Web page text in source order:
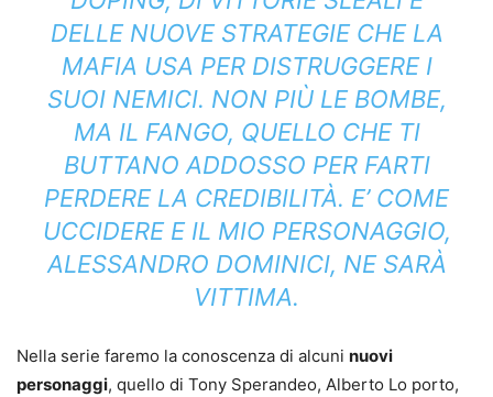
DELLE NUOVE STRATEGIE CHE LA
MAFIA USA PER DISTRUGGERE I
SUOI NEMICI. NON PIÙ LE BOMBE,
MA IL FANGO, QUELLO CHE TI
BUTTANO ADDOSSO PER FARTI
PERDERE LA CREDIBILITÀ. E’ COME
UCCIDERE E IL MIO PERSONAGGIO,
ALESSANDRO DOMINICI, NE SARÀ
VITTIMA.
Nella serie faremo la conoscenza di alcuni nuovi
personaggi, quello di Tony Sperandeo, Alberto Lo porto,